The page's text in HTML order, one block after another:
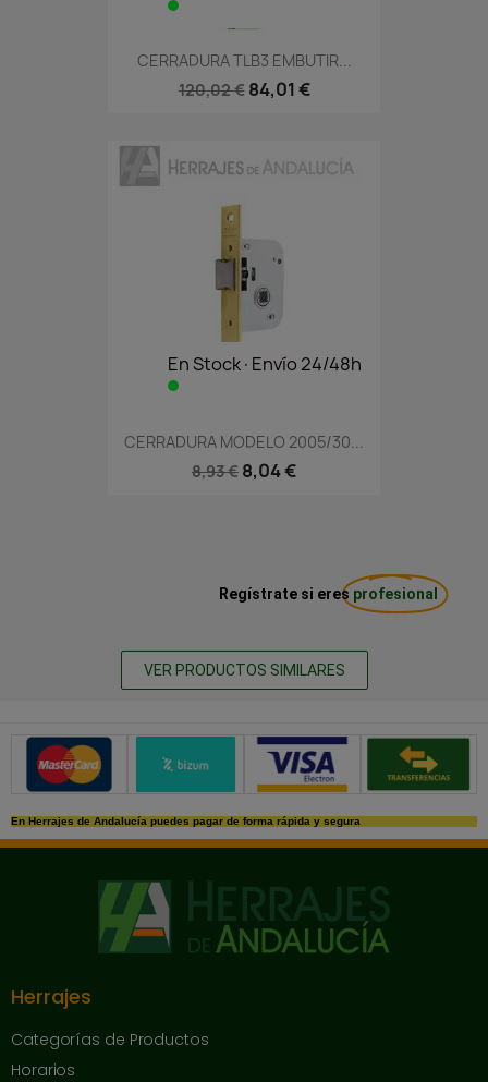
CERRADURA TLB3 EMBUTIR...
120,02 € 84,01 €
En Stock·Envío 24/48h
CERRADURA MODELO 2005/30...
8,93 € 8,04 €
Regístrate si eres profesional
VER PRODUCTOS SIMILARES
Métodos de pago seguros
En Herrajes de Andalucía puedes pagar de forma rápida y segura
Herrajes
Categorías de Productos
Horarios